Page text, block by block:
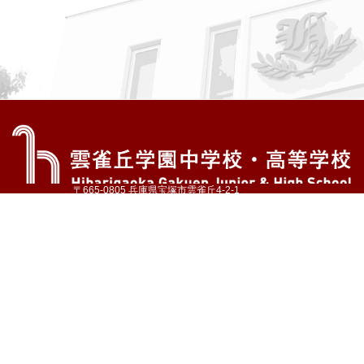
〒665-0805 兵庫県宝塚市雲雀丘4-2-1